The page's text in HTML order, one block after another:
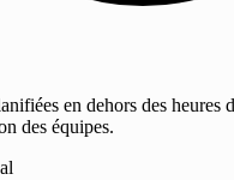
en dehors des heures
des équipes.